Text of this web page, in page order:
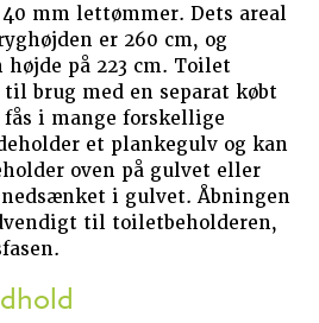
mm lettømmer. Dets areal
er 260 cm, og
på 223 cm. Toilet
til brug med en separat købt
i mange forskellige
et plankegulv og kan
oven på gulvet eller
i gulvet. Åbningen
til toiletbeholderen,